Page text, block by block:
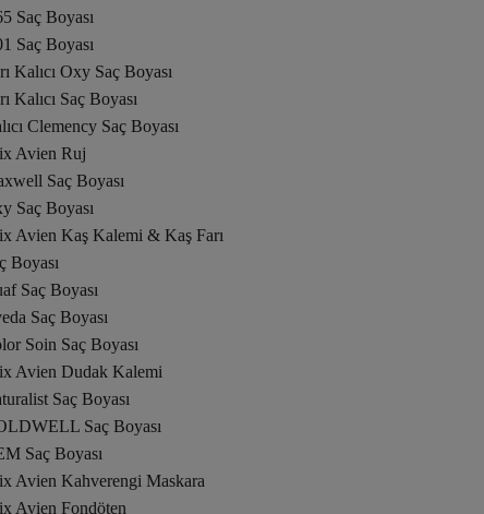
Saç Boyası
Saç Boyası
Kalıcı Oxy Saç Boyası
Kalıcı Saç Boyası
Clemency Saç Boyası
Avien Ruj
Saç Boyası
Saç Boyası
Avien Kaş Kalemi & Kaş Farı
Boyası
Saç Boyası
Saç Boyası
Soin Saç Boyası
Avien Dudak Kalemi
Saç Boyası
Saç Boyası
Saç Boyası
Avien Kahverengi Maskara
Avien Fondöten